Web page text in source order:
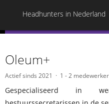
Headhunters in Nederland
Oleum+
Actief sinds 2021 1 - 2
Gespecialiseerd in